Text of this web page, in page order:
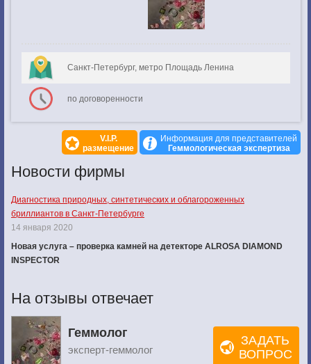
Санкт-Петербург, метро Площадь Ленина
по договоренности
V.I.P.
размещение
Информация для представителей
Геммологическая экспертиза
Новости фирмы
Диагностика природных, синтетических и облагороженных
бриллиантов в Санкт-Петербурге
14 января 2020
Новая услуга – проверка камней на детекторе ALROSA DIAMOND
INSPECTOR
На отзывы отвечает
Геммолог
эксперт-геммолог
ЗАДАТЬ
ВОПРОС